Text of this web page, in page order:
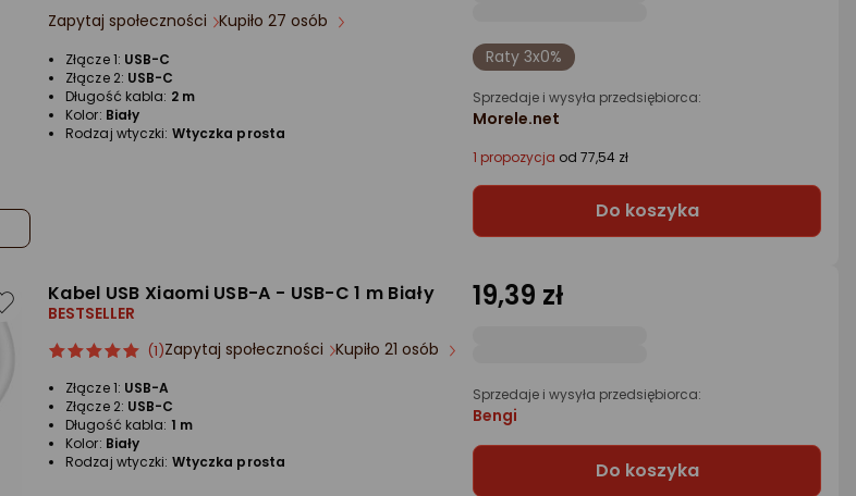
Zapytaj społeczności Kupiło 27 osób
Złącze 1: USB-C
Złącze 2: USB-C
Długość kabla: 2 m
Kolor: Biały
Rodzaj wtyczki: Wtyczka prosta
Raty 3x0%
Sprzedaje i wysyła przedsiębiorca:
Morele.net
1 propozycja od 77,54 zł
Do koszyka
Kabel USB Xiaomi USB-A - USB-C 1 m Biały
BESTSELLER
ocena
5/5
gwiazdki
Ocena
(1)Zapytaj społeczności Kupiło 21 osób
Złącze 1: USB-A
Złącze 2: USB-C
Długość kabla: 1 m
Kolor: Biały
Rodzaj wtyczki: Wtyczka prosta
19,39 zł
Sprzedaje i wysyła przedsiębiorca:
Bengi
Do koszyka